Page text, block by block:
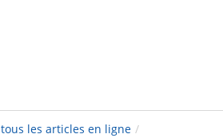
tous les articles en ligne /